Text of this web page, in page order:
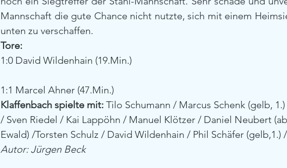
Mannschaft die gute Chance nicht nutzte, sich mit einem
unten zu verschaffen.
Tore:
1:0 David Wildenhain (19.Min.)
1:1 Marcel Ahner (47.Min.)
Klaffenbach spielte mit: Tilo Schumann / Marcus Schenk (gelb,
/ Sven Riedel / Kai Lappöhn / Manuel Klötzer / Daniel Neubert
Ewald) /Torsten Schulz / David Wildenhain / Phil Schäfer (gelb,1.)
Autor: Jürgen Beck